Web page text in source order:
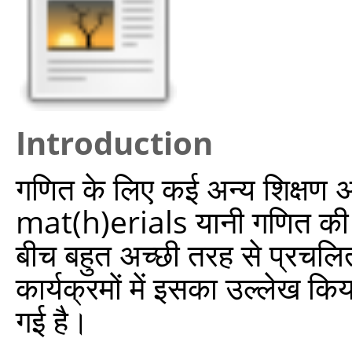
Introduction
गणित के लिए कई अन्य शिक्षण
mat(h)erials यानी गणित की
बीच बहुत अच्छी तरह से
कार्यक्रमों में इसका उल्लेख
गई है।